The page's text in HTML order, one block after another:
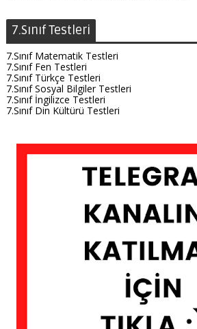
7.Sınıf Testleri
7.Sınıf Matematik Testleri
7.Sınıf Fen Testleri
7.Sınıf Türkçe Testleri
7.Sınıf Sosyal Bilgiler Testleri
7.Sınıf İngilizce Testleri
7.Sınıf Din Kültürü Testleri